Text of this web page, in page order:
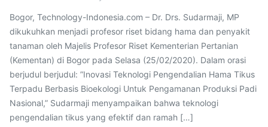
Bogor, Technology-Indonesia.com – Dr. Drs. Sudarmaji, MP
dikukuhkan menjadi profesor riset bidang hama dan penyakit
tanaman oleh Majelis Profesor Riset Kementerian Pertanian
(Kementan) di Bogor pada Selasa (25/02/2020). Dalam orasi
berjudul berjudul: ”Inovasi Teknologi Pengendalian Hama Tikus
Terpadu Berbasis Bioekologi Untuk Pengamanan Produksi Padi
Nasional,” Sudarmaji menyampaikan bahwa teknologi
pengendalian tikus yang efektif dan ramah […]